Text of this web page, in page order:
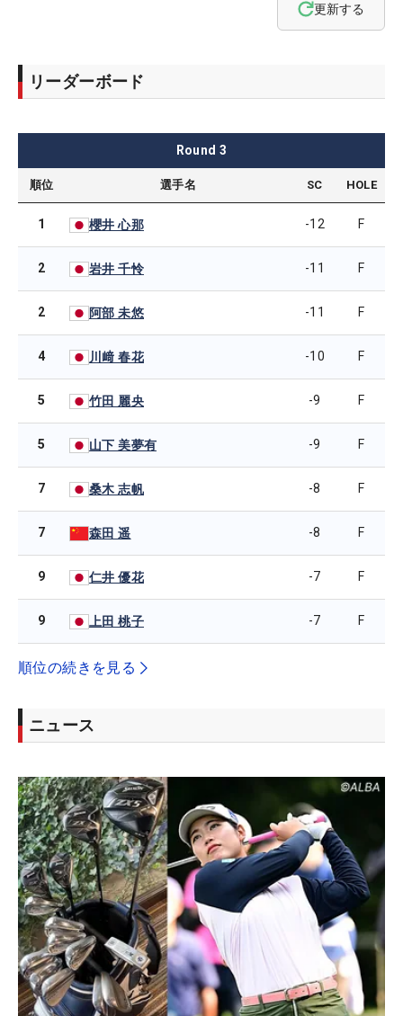
更新する
リーダーボード
Round 3
順位 選手名 SC HOLE
1 櫻井 心那 -12 F
2 岩井 千怜 -11 F
2 阿部 未悠 -11 F
4 川﨑 春花 -10 F
5 竹田 麗央 -9 F
5 山下 美夢有 -9 F
7 桑木 志帆 -8 F
7 森田 遥 -8 F
9 仁井 優花 -7 F
9 上田 桃子 -7 F
順位の続きを見る
ニュース